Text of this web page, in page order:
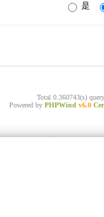
是
Total 0.360743(s)
Powered by PHPWind v6.0